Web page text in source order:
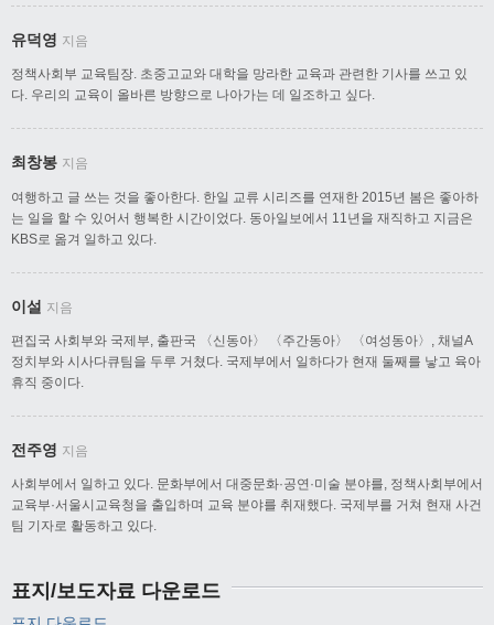
유덕영 지음
정책사회부 교육팀장. 초중고교와 대학을 망라한 교육과 관련한 기사를 쓰고 있
다. 우리의 교육이 올바른 방향으로 나아가는 데 일조하고 싶다.
최창봉 지음
여행하고 글 쓰는 것을 좋아한다. 한일 교류 시리즈를 연재한 2015년 봄은 좋아하
는 일을 할 수 있어서 행복한 시간이었다. 동아일보에서 11년을 재직하고 지금은
KBS로 옮겨 일하고 있다.
이설 지음
편집국 사회부와 국제부, 출판국 〈신동아〉 〈주간동아〉 〈여성동아〉, 채널A
정치부와 시사다큐팀을 두루 거쳤다. 국제부에서 일하다가 현재 둘째를 낳고 육아
휴직 중이다.
전주영 지음
사회부에서 일하고 있다. 문화부에서 대중문화·공연·미술 분야를, 정책사회부에서
교육부·서울시교육청을 출입하며 교육 분야를 취재했다. 국제부를 거쳐 현재 사건
팀 기자로 활동하고 있다.
표지/보도자료 다운로드